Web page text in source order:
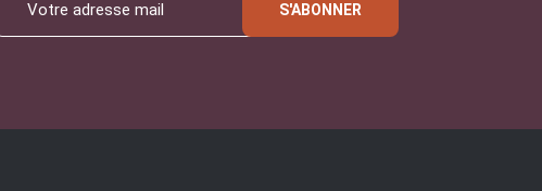
S'ABONNER